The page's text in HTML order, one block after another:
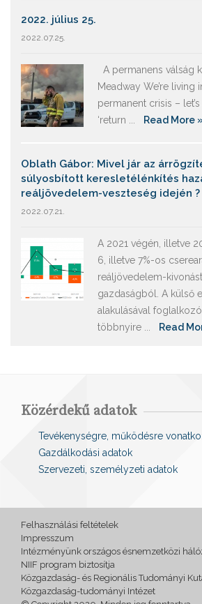
2022. július 25.
2022.07.25.
A permanens válság
Meadway We’re living
permanent crisis –
‘return ...
Read More
Oblath Gábor: Mivel jár az
súlyosbított keresletélénkítés
reáljövedelem-veszteség idején ?
2022.07.21.
A 2021 végén, illetve
6, illetve 7%-os
reáljövedelem-
gazdaságból. A külső
alakulásával
többnyire ...
Read
Közérdekű adatok
Tevékenységre, működésre
Gazdálkodási adatok
Szervezeti, személyzeti adatok
Felhasználási feltételek
Impresszum
Intézményünk országos ésnemzetközi
NIIF program biztosítja
Közgazdaság- és Regionális Tudományi
Közgazdaság-tudományi Intézet